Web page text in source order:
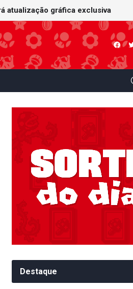
atualização gráfica exclusiva
Destaque